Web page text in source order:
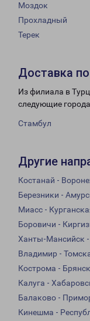
Моздок
Прохладный
Терек
Доставка
Из филиала в
следующие
Стамбул
Другие
Костанай -
Березники -
Миасс -
Боровичи -
Ханты-Мансийск -
Владимир -
Кострома -
Калуга -
Балаково -
Кинешма -